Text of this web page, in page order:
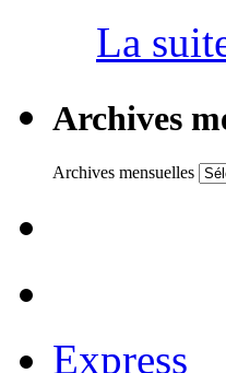
La
Archives
Archives mensuelles
Express